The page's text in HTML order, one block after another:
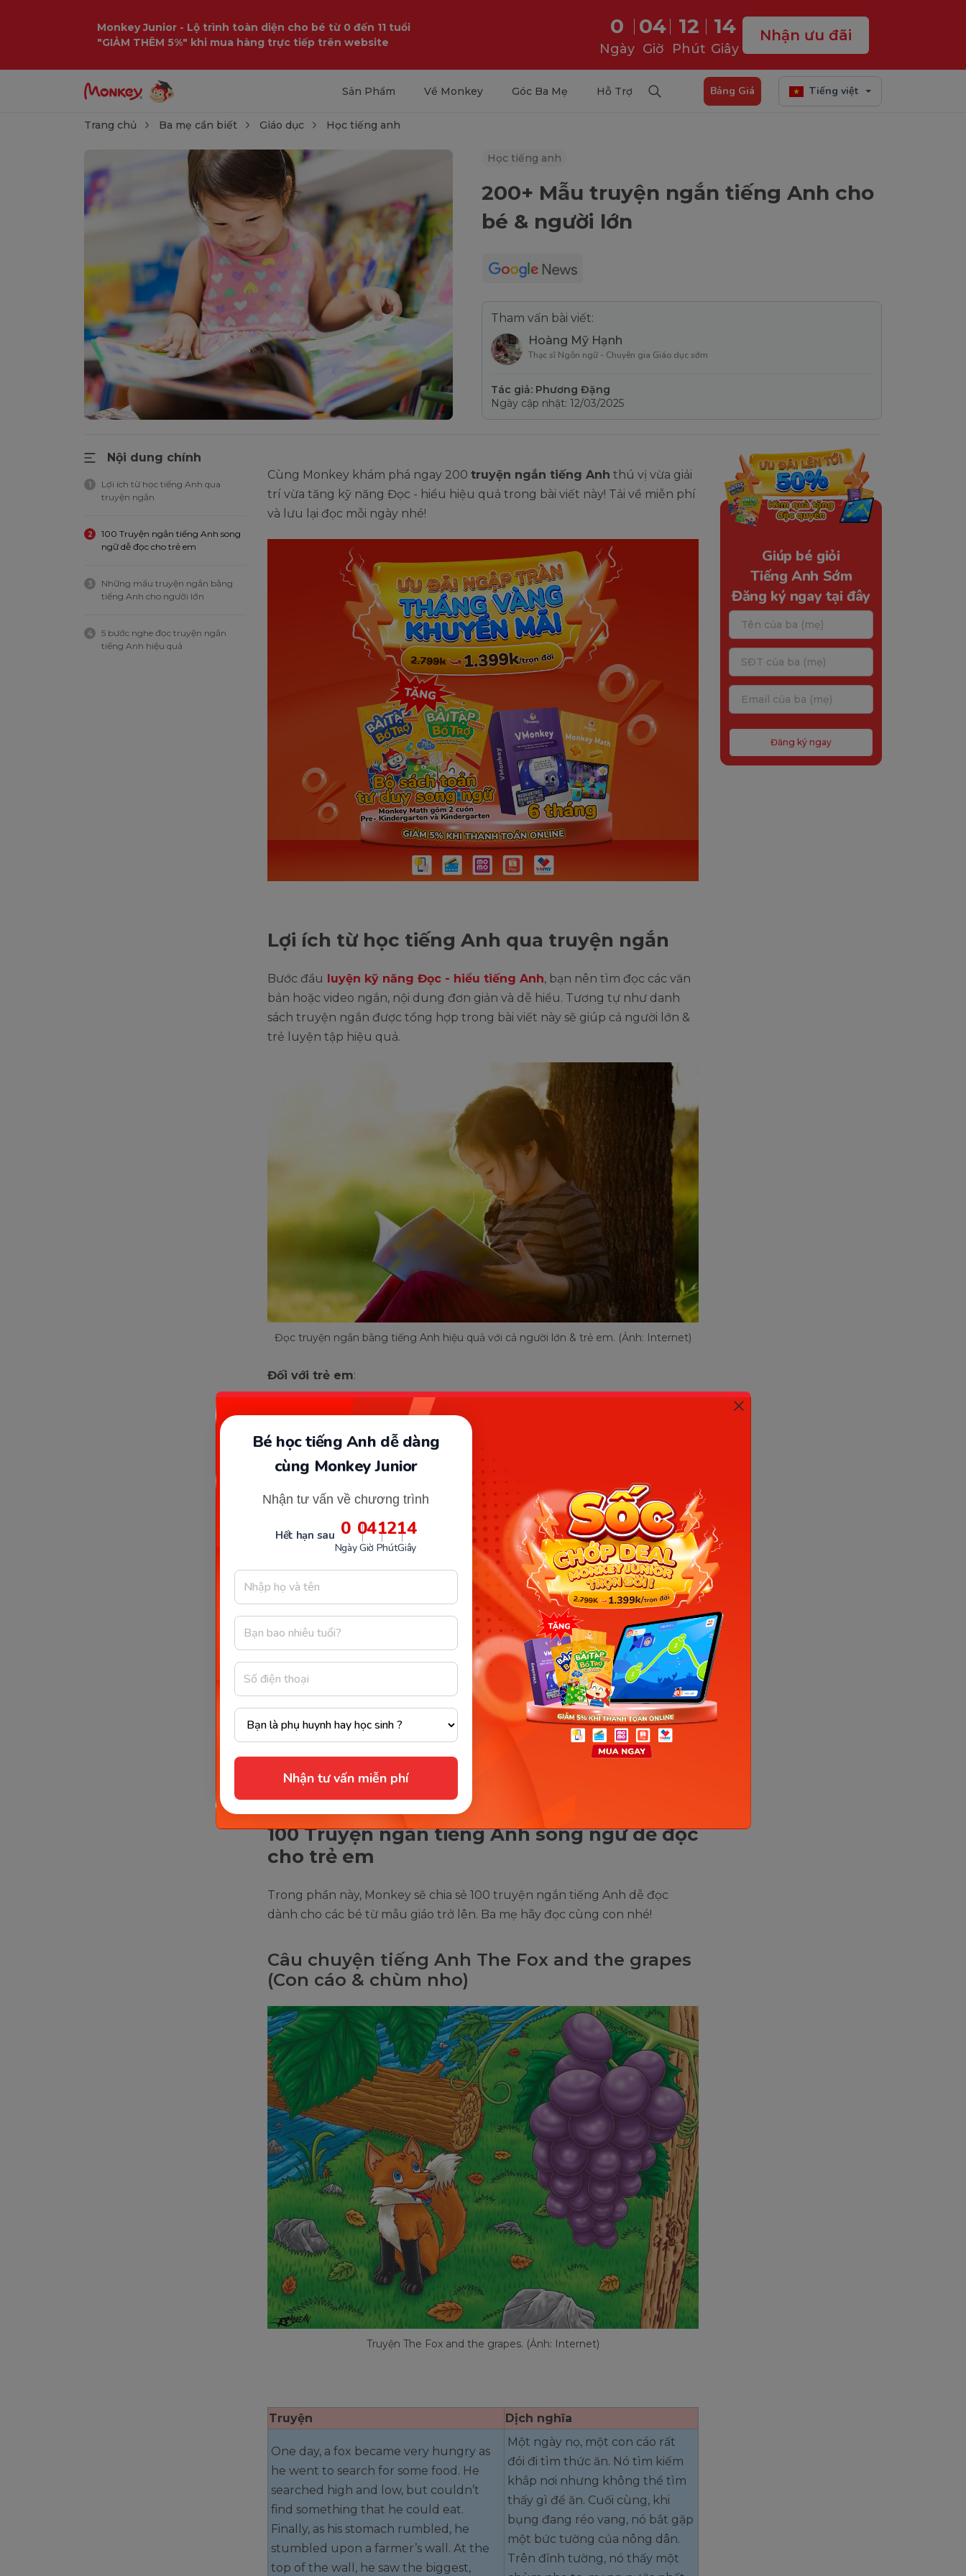
Monkey Junior - Lộ trình toàn diện cho bé từ 0 đến 11 tuổi
"GIẢM THÊM 5%" khi mua hàng trực tiếp trên website
0
Ngày
04
Giờ
12
Phút
13
Giây
Nhận ưu đãi
Sản Phẩm Về Monkey Góc Ba Mẹ Hỗ Trợ Bảng Giá Tiếng việt
Bé học tiếng Anh dễ dàng
cùng Monkey Junior
Nhận tư vấn về chương trình
Hết hạn sau 0
Ngày
04
Giờ
12
Phút
13
Giây
Nhận tư vấn miễn phí
Trang chủ Ba mẹ cần biết Giáo dục Học tiếng anh
Học tiếng anh
200+ Mẫu truyện ngắn tiếng Anh cho
bé & người lớn
Tham vấn bài viết:
Hoàng Mỹ Hạnh
Thạc sĩ Ngôn ngữ - Chuyên gia Giáo dục sớm
Tác giả: Phương Đặng
Ngày cập nhật: 12/03/2025
Nội dung chính
1
Lợi ích từ học tiếng Anh qua
truyện ngắn
2
100 Truyện ngắn tiếng Anh song
ngữ dễ đọc cho trẻ em
3
Những mẩu truyện ngắn bằng
tiếng Anh cho người lớn
4
5 bước nghe đọc truyện ngắn
tiếng Anh hiệu quả
Cùng Monkey khám phá ngay 200 truyện ngắn tiếng Anh thú vị vừa giải
trí vừa tăng kỹ năng Đọc - hiểu hiệu quả trong bài viết này! Tải về miễn phí
và lưu lại đọc mỗi ngày nhé!
Lợi ích từ học tiếng Anh qua truyện ngắn
Bước đầu luyện kỹ năng Đọc - hiểu tiếng Anh, bạn nên tìm đọc các văn
bản hoặc video ngắn, nội dung đơn giản và dễ hiểu. Tương tự như danh
sách truyện ngắn được tổng hợp trong bài viết này sẽ giúp cả người lớn &
trẻ luyện tập hiệu quả.
Đọc truyện ngắn bằng tiếng Anh hiệu quả với cả người lớn & trẻ em. (Ảnh: Internet)
Đối với trẻ em:
Những truyện ngắn tiếng Anh dễ đọc giúp các bé tăng sự tập trung
và hứng thú với hình thức học mới.
Nội dung truyện dễ hiểu, mang tính giáo dục cao cung cấp cho bé
những kiến thức bổ ích trong cuộc sống.
Đọc các mẩu truyện ngắn bằng tiếng Anh thúc đẩy tư duy sáng tạo
của bé thông qua việc đọc hiểu và kể lại chuyện bằng ngôn từ và
cách hiểu của mình. Đây là một hoạt động thú vị mà ba mẹ có thể
thực hiện cùng bé khi
học tiếng Anh tại nhà.
Đối với người lớn:
Đọc truyện ngắn dễ hiểu với số ít từ vựng mới, mẫu câu đơn giản giúp
bạn hứng thú và có thêm động lực duy trì việc học.
Tương tự nội dung truyện cho trẻ em, mỗi câu chuyện là một bài học
ý nghĩa trong cuộc sống giúp bạn hoàn thiện bản thân.
Cũng với cách đọc hiểu, kể lại chuyện bằng sự hiểu biết và ngôn ngữ
của mình là cơ hội để bạn luyện nói tiếng Anh nhiều hơn, thậm chí có
thể thuyết trình một bài lớn một cách tự tin.
Xem thêm:10+ truyện tiếng Anh cho bé dễ đọc dễ hiểu & ý nghĩa
nhất
100 Truyện ngắn tiếng Anh song ngữ dễ đọc
cho trẻ em
Trong phần này, Monkey sẽ chia sẻ 100 truyện ngắn tiếng Anh dễ đọc
dành cho các bé từ mẫu giáo trở lên. Ba mẹ hãy đọc cùng con nhé!
Câu chuyện tiếng Anh The Fox and the grapes
(Con cáo & chùm nho)
Truyện The Fox and the grapes. (Ảnh: Internet)
Truyện Dịch nghĩa
One day, a fox became very hungry as
he went to search for some food. He
searched high and low, but couldn’t
find something that he could eat.
Finally, as his stomach rumbled, he
stumbled upon a farmer’s wall. At the
top of the wall, he saw the biggest,
Một ngày nọ, một con cáo rất
đói đi tìm thức ăn. Nó tìm kiếm
khắp nơi nhưng không thể tìm
thấy gì để ăn. Cuối cùng, khi
bụng đang réo vang, nó bắt gặp
một bức tường của nông dân.
Trên đỉnh tường, nó thấy một
Giúp bé giỏi
Tiếng Anh Sớm
Đăng ký ngay tại đây
Đăng ký ngay